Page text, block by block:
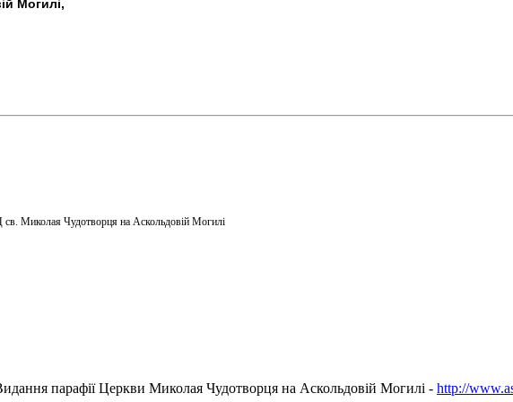
Могилі,
Миколая Чудотворця на Аскольдовій Могилі
парафії Церкви Миколая Чудотворця на Аскольдовій Могилі - http://